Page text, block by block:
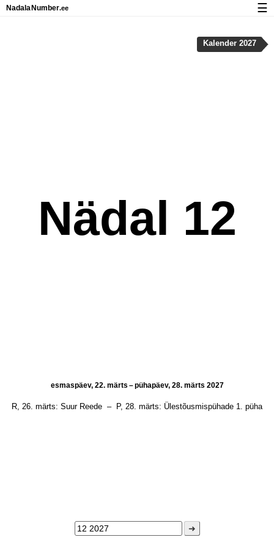
Nädal 12
esmaspäev, 22. märts – pühapäev, 28. märts 2027
R, 26. märts: Suur Reede – P, 28. märts: Ülestõusmispühade 1. püha
➜
Kalender 2027
Nadala Number.ee ☰